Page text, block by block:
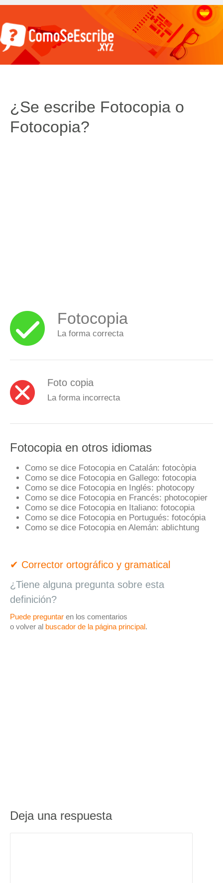
¿Se escribe Fotocopia o
Fotocopia?
Fotocopia
La forma correcta
Foto copia
La forma incorrecta
Fotocopia en otros idiomas
Como se dice Fotocopia en Catalán: fotocòpia
Como se dice Fotocopia en Gallego: fotocopia
Como se dice Fotocopia en Inglés: photocopy
Como se dice Fotocopia en Francés: photocopier
Como se dice Fotocopia en Italiano: fotocopia
Como se dice Fotocopia en Portugués: fotocópia
Como se dice Fotocopia en Alemán: ablichtung
✔ Corrector ortográfico y gramatical
¿Tiene alguna pregunta sobre esta
definición?
Puede preguntar en los comentarios
o volver al buscador de la página principal.
Deja una respuesta